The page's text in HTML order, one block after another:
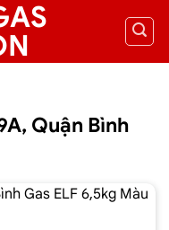
Quận Bình